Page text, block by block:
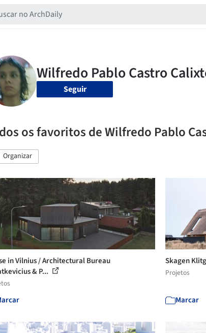
Seguir
os favoritos de Wilfredo Pablo
Organizar
in Vilnius / Architectural Bureau
& P...
Skagen
Projetos
Marcar